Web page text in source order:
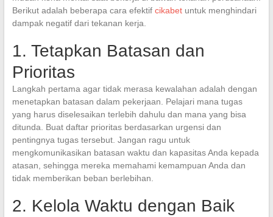
Berikut adalah beberapa cara efektif cikabetuntuk menghindari
dampak negatif dari tekanan kerja.
1. Tetapkan Batasan dan
Prioritas
Langkah pertama agar tidak merasa kewalahan adalah dengan
menetapkan batasan dalam pekerjaan. Pelajari mana tugas
yang harus diselesaikan terlebih dahulu dan mana yang bisa
ditunda. Buat daftar prioritas berdasarkan urgensi dan
pentingnya tugas tersebut. Jangan ragu untuk
mengkomunikasikan batasan waktu dan kapasitas Anda kepada
atasan, sehingga mereka memahami kemampuan Anda dan
tidak memberikan beban berlebihan.
2. Kelola Waktu dengan Baik